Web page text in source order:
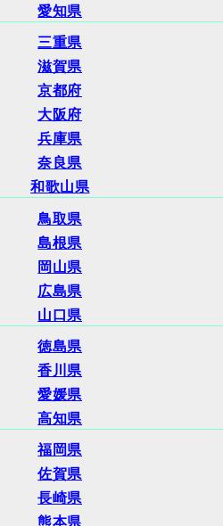
愛知県
三重県
滋賀県
京都府
大阪府
兵庫県
奈良県
和歌山県
鳥取県
島根県
岡山県
広島県
山口県
徳島県
香川県
愛媛県
高知県
福岡県
佐賀県
長崎県
熊本県